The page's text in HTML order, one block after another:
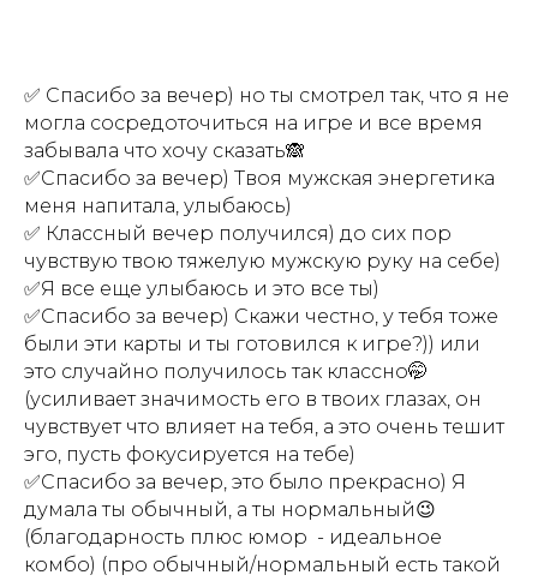
✅ Спасибо за вечер) но ты смотрел так, что я не
могла сосредоточиться на игре и все время
забывала что хочу сказать🙈
✅Спасибо за вечер) Твоя мужская энергетика
меня напитала, улыбаюсь)
✅ Классный вечер получился) до сих пор
чувствую твою тяжелую мужскую руку на себе)
✅Я все еще улыбаюсь и это все ты)
✅Спасибо за вечер) Скажи честно, у тебя тоже
были эти карты и ты готовился к игре?)) или
это случайно получилось так классно🤭
(усиливает значимость его в твоих глазах, он
чувствует что влияет на тебя, а это очень тешит
эго, пусть фокусируется на тебе)
✅Спасибо за вечер, это было прекрасно) Я
думала ты обычный, а ты нормальный😉
(благодарность плюс юмор - идеальное
комбо) (про обычный/нормальный есть такой